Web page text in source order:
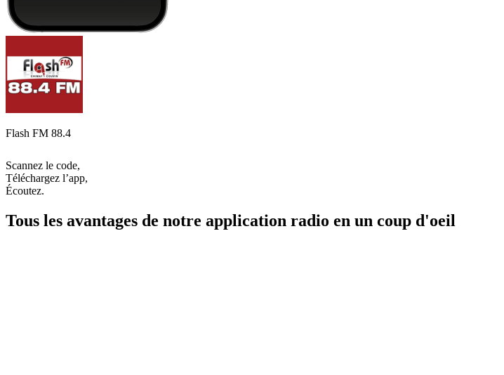
Flash FM 88.4
Scannez le code,
Téléchargez l’app,
Écoutez.
Tous les avantages de notre application radio en un coup d'oeil